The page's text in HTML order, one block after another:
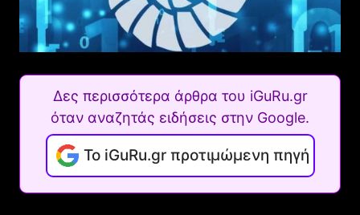
Δες περισσότερα άρθρα του iGuRu.gr
όταν αναζητάς ειδήσεις στην Google.
Το iGuRu.gr προτιμώμενη πηγή